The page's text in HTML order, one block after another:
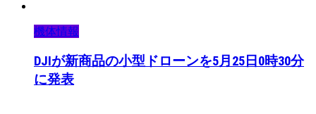
機体情報
DJIが新商品の小型ドローンを5月25日0時30分
に発表